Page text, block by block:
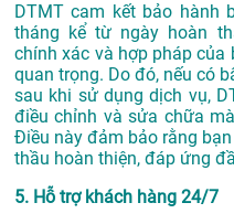
DTMT cam kết bảo hành
tháng kể từ ngày hoàn
chính xác và hợp pháp của
quan trọng. Do đó, nếu có
sau khi sử dụng dịch vụ,
điều chỉnh và sửa chữa
Điều này đảm bảo rằng
thầu hoàn thiện, đáp ứng
5. Hỗ trợ khách hàng 24/7